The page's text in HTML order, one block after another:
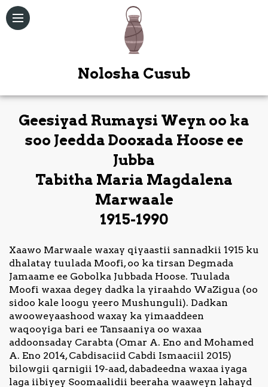
Bogag
Kale
Nagala
soo
xiriir
Nolosha Cusub
Geesiyad Rumaysi Weyn oo ka
soo Jeedda Dooxada Hoose ee
Jubba
Tabitha Maria Magdalena
Marwaale
1915-1990
Xaawo Marwaale waxay qiyaastii sannadkii 1915 ku
dhalatay tuulada Moofi, oo ka tirsan Degmada
Jamaame ee Gobolka Jubbada Hoose. Tuulada
Moofi waxaa degey dadka la yiraahdo WaZigua (oo
sidoo kale loogu yeero Mushunguli). Dadkan
awooweyaashood waxay ka yimaaddeen
waqooyiga bari ee Tansaaniya oo waxaa
addoonsaday Carabta (Omar A. Eno and Mohamed
A. Eno 2014, Cabdisaciid Cabdi Ismaaciil 2015)
bilowgii qarnigii 19-aad, dabadeedna waxaa iyaga
laga iibiyey Soomaalidii beeraha waaweyn lahayd